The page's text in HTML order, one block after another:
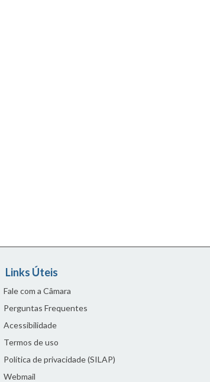
Links Úteis
Fale com a Câmara
Perguntas Frequentes
Acessibilidade
Termos de uso
Política de privacidade (SILAP)
Webmail